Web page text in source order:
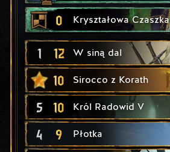
0 Kryształowa Czaszka
1 12 W siną dal
10 Sirocco z Korath
5 10 Król Radowid V
4 9 Płotka